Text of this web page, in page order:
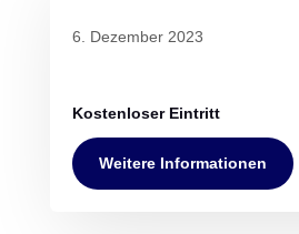
6. Dezember 2023
Kostenloser Eintritt
Weitere Informationen